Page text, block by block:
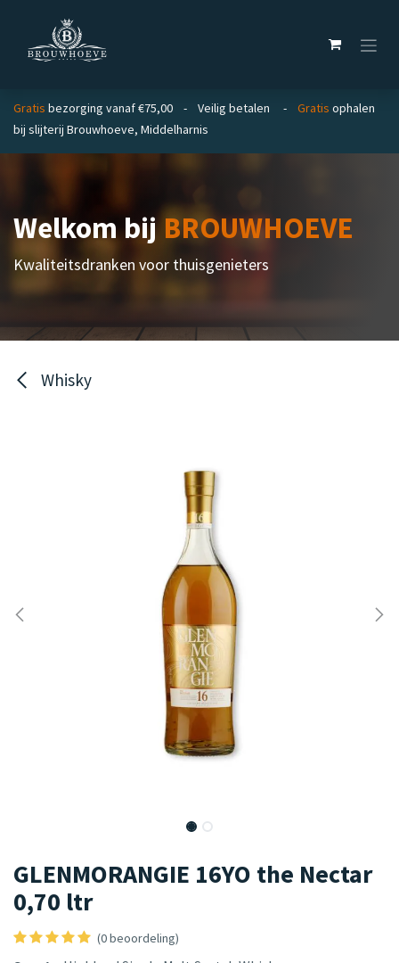
Gratis bezorging vanaf €75,00 - Veilig betalen - Gratis ophalen
bij slijterij Brouwhoeve, Middelharnis
Welkom bijBROUWHOEVE
Kwaliteitsdranken voor thuisgenieters
Whisky
GLENMORANGIE 16YO the Nectar
0,70 ltr
(0 beoordeling)